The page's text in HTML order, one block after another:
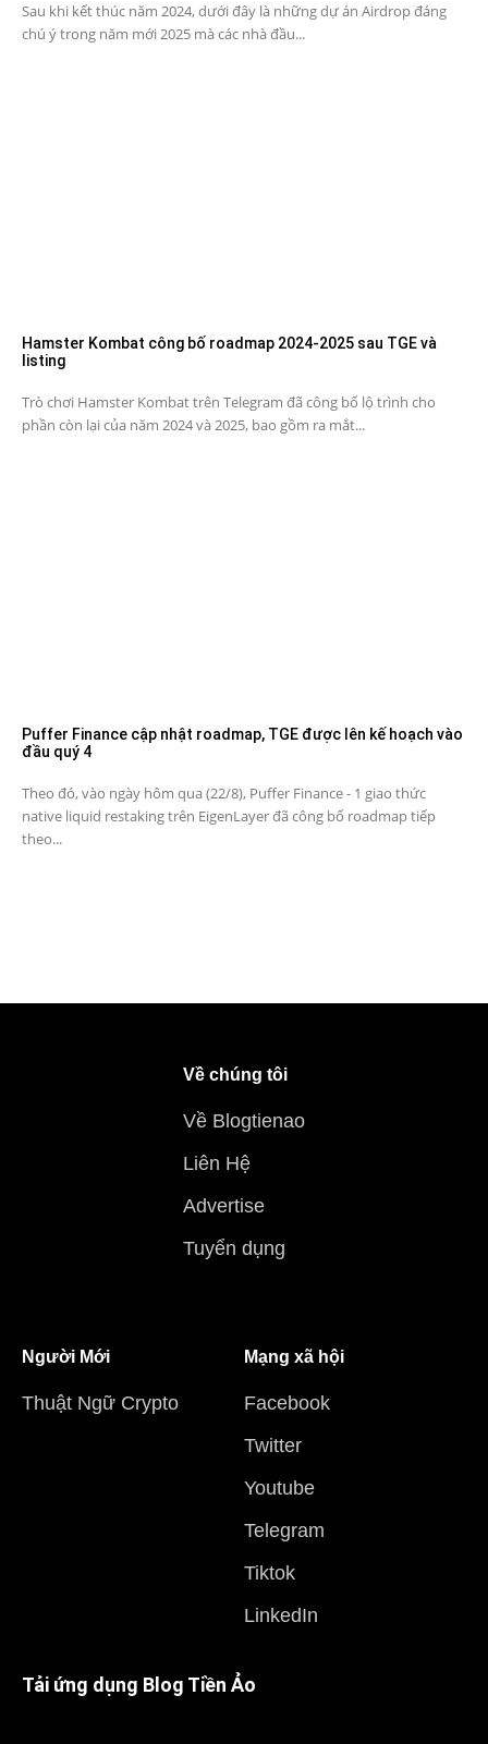
Sau khi kết thúc năm 2024, dưới đây là những dự án Airdrop đáng
chú ý trong năm mới 2025 mà các nhà đầu...
Hamster Kombat công bố roadmap 2024-2025 sau TGE và
listing
Trò chơi Hamster Kombat trên Telegram đã công bố lộ trình cho
phần còn lại của năm 2024 và 2025, bao gồm ra mắt...
Puffer Finance cập nhật roadmap, TGE được lên kế hoạch vào
đầu quý 4
Theo đó, vào ngày hôm qua (22/8), Puffer Finance - 1 giao thức
native liquid restaking trên EigenLayer đã công bố roadmap tiếp
theo...
Về chúng tôi
Về Blogtienao
Liên Hệ
Advertise
Tuyển dụng
Người Mới
Thuật Ngữ Crypto
Mạng xã hội
Facebook
Twitter
Youtube
Telegram
Tiktok
LinkedIn
Tải ứng dụng Blog Tiền Ảo